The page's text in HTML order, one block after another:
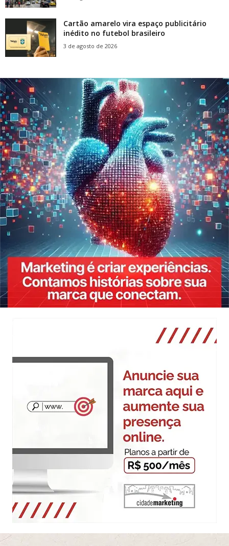
Cartão amarelo vira espaço publicitário
inédito no futebol brasileiro
3 de agosto de 2026